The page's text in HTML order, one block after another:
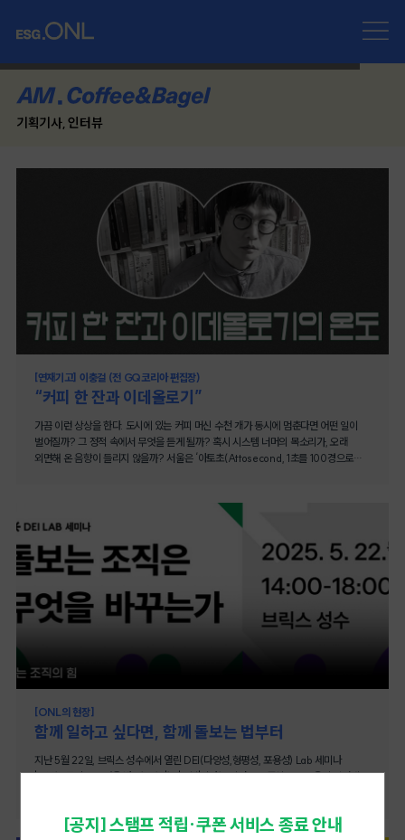
기획기사, 인터뷰
[연재기고] 이충걸 (전 GQ코리아 편집장)
“커피 한 잔과 이데올로기”
가끔 이런 상상을 한다. 도시에 있는 커피 머신 수천 개가 동시에 멈춘다면 어떤 일이
벌어질까? 그 정적 속에서 무엇을 듣게 될까? 혹시 시스템 너머의 목소리가, 오래
외면해 온 음향이 들리지 않을까? 서울은 ‘아토초(Attosecond, 1초를 100경으로
도시에서 시간이 느리게 흐르는 곳은 딱 하나다. 카페.5월 오후의 필동, 한때
인쇄소였던 건물 2층은 원두 향으로 포화된 채였다. 이야기하는 사람, 글 쓰는 사람,
메가시티의 엔진 속을 헤엄치고 있었다. 카페인을 통해서만 유지되는 단일한
신경계로서. 카페를 예술의 역사로 돌려 말하자면, 커피잔은 하나의 정물화다. 사물의
완결성보다 관계의 미결성을 상징한다. 이때 커피는 풍경을 조각내고, 리듬을 붙이고,
관계를 정의한다. 공포에 젖은 현실 감각을 깨우는 날카로운 의례, 직장의 모멸을
견디는 방법, 회식 전 잠깐의 도피, 이별의 허무를 어르는 치유의 방식. 이윽고 라테
방어막이 되었다. 이 행성의 마실 것 중에 오직 커피만이 버틴다는 감각을 선사할
것이다. 대한민국 어른 한 명이 1년에 커피 수백 잔을 마신다는 통계보다, 커피가
권능으로 도시를 장악했다. 이건 어떤 병리일까, 아니면 진화의 한 형태일까? 완전히
커피에 미쳤다. 오후 세 시의 바리스타는 과테말라 산 원두를 직접 로스팅해 산미를
건다. 커피 안에 잠시 육신을 숨기도록. 커피는 두 개의 시간을 지난다. 조명 아래서
생산자의 시간도 있다. 기후 변화로 말라가는 땅을 붙잡는 무릎의 시간. 두 개의 시간이
커피에 섞이면 우리는 무언가를 이해한다. 누가 만들었을까. 어떻게 여기까지 왔을까.
[ONL의 현장]
함께 일하고 싶다면, 함께 돌보는 법부터
지난 5월 22일, 브릭스 성수에서 열린 DEI(다양성,형평성, 포용성) Lab 세미나
'돌보는 조직은 무엇을 바꾸는가?'는 '돌봄'이라는 키워드를 중심으로 포용적 일터에
살펴보았다. 특히 ESG.ONL이 주목한 세션 '돌보는 조직의 힘'에서는 DEI실천기업
[공지] 스탬프 적립·쿠폰 서비스 종료 안내